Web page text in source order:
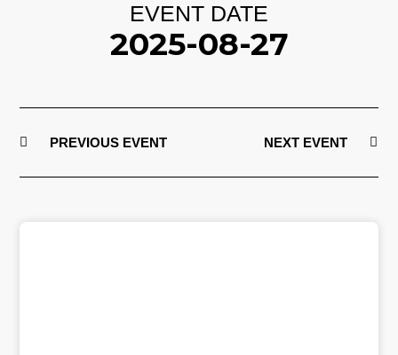
EVENT DATE
2025-08-27
PREVIOUS EVENT NEXT EVENT